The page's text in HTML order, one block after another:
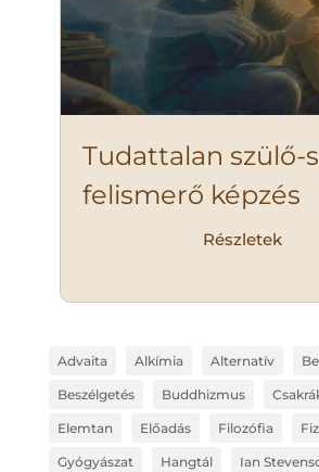
Tudattalan szülő-
felismerő képzés
Részletek
Advaita Alkímia Alternatív
Beszélgetés Buddhizmus
Elemtan Előadás Filozófia
Gyógyászat Hangtál Ian